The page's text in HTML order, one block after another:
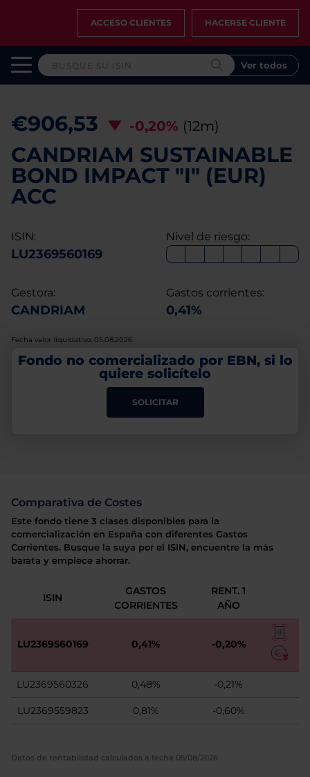
ACCESO CLIENTES HACERSE CLIENTE
Ver todos
€906,53 -0,20% (12m)
CANDRIAM SUSTAINABLE
BOND IMPACT "I" (EUR)
ACC
ISIN:
LU2369560169
Nivel de riesgo:
Gestora:
CANDRIAM
Gastos corrientes:
0,41%
Fecha valor liquidativo: 05.08.2026
Fondo no comercializado por EBN, si lo
quiere solicítelo
SOLICITAR
Comparativa de Costes
Este fondo tiene 3 clases disponibles para la
comercialización en España con diferentes Gastos
Corrientes. Busque la suya por el ISIN, encuentre la más
barata y empiece ahorrar.
ISIN
GASTOS
CORRIENTES
RENT. 1
AÑO
LU2369560169 0,41% -0,20%
LU2369560326 0,48% -0,21%
LU2369559823 0,81% -0,60%
Datos de rentabilidad calculados a fecha 05/08/2026